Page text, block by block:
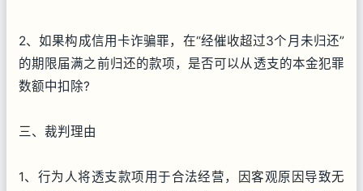
2、如果构成信用卡诈骗罪，在“经催收超过3个月未归还”
的期限届满之前归还的款项，是否可以从透支的本金犯罪
数额中扣除?
三、裁判理由
1、行为人将透支款项用于合法经营，因客观原因导致无